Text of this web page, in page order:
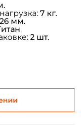
7 кг.
мм.
2 шт.